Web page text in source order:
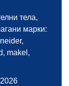
тела,
марки:
makel,